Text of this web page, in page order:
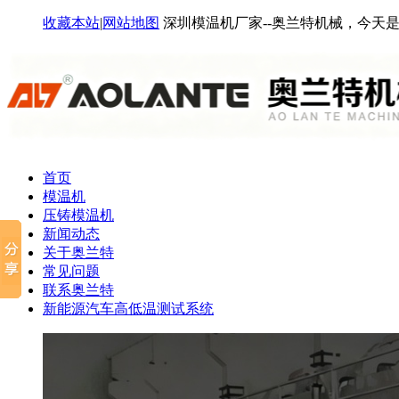
收藏本站|网站地图 深圳模温机厂家--奥兰特机械，今天
首页
模温机
压铸模温机
新闻动态
关于奥兰特
常见问题
联系奥兰特
新能源汽车高低温测试系统